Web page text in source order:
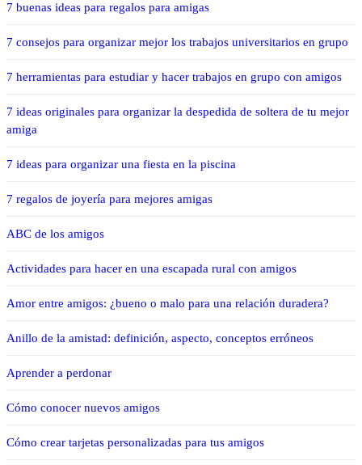
7 buenas ideas para regalos para amigas
7 consejos para organizar mejor los trabajos universitarios en grupo
7 herramientas para estudiar y hacer trabajos en grupo con amigos
7 ideas originales para organizar la despedida de soltera de tu mejor
amiga
7 ideas para organizar una fiesta en la piscina
7 regalos de joyería para mejores amigas
ABC de los amigos
Actividades para hacer en una escapada rural con amigos
Amor entre amigos: ¿bueno o malo para una relación duradera?
Anillo de la amistad: definición, aspecto, conceptos erróneos
Aprender a perdonar
Cómo conocer nuevos amigos
Cómo crear tarjetas personalizadas para tus amigos